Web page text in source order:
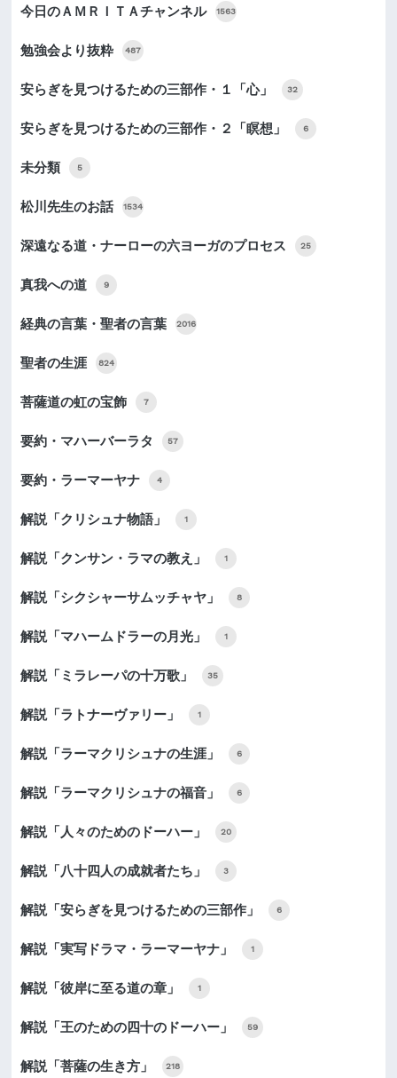
今日のＡＭＲＩＴＡチャンネル 1563
勉強会より抜粋 487
安らぎを見つけるための三部作・１「心」 32
安らぎを見つけるための三部作・２「瞑想」 6
未分類 5
松川先生のお話 1534
深遠なる道・ナーローの六ヨーガのプロセス 25
真我への道 9
経典の言葉・聖者の言葉 2016
聖者の生涯 824
菩薩道の虹の宝飾 7
要約・マハーバーラタ 57
要約・ラーマーヤナ 4
解説「クリシュナ物語」 1
解説「クンサン・ラマの教え」 1
解説「シクシャーサムッチャヤ」 8
解説「マハームドラーの月光」 1
解説「ミラレーパの十万歌」 35
解説「ラトナーヴァリー」 1
解説「ラーマクリシュナの生涯」 6
解説「ラーマクリシュナの福音」 6
解説「人々のためのドーハー」 20
解説「八十四人の成就者たち」 3
解説「安らぎを見つけるための三部作」 6
解説「実写ドラマ・ラーマーヤナ」 1
解説「彼岸に至る道の章」 1
解説「王のための四十のドーハー」 59
解説「菩薩の生き方」 218